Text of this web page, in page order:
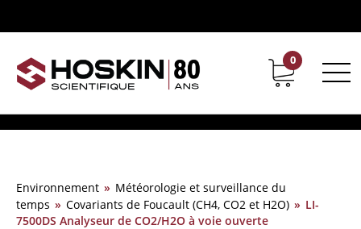
Support Carrières chez Hoskin
0
Environnement » Météorologie et surveillance du
temps » Covariants de Foucault (CH4, CO2 et H2O) » LI-
7500DS Analyseur de CO2/H2O à voie ouverte